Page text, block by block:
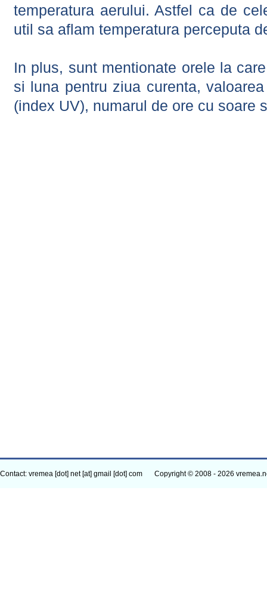
temperatura aerului. Astfel ca de
util sa aflam temperatura perceputa
In plus, sunt mentionate orele la
si luna pentru ziua curenta,
(index UV), numarul de ore cu soare
Contact: vremea [dot] net [at] gmail [dot] com Copyright © 2008 - 2026